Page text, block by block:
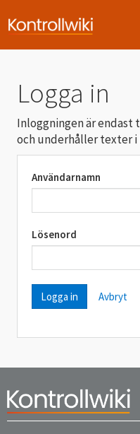
Logga in
Inloggningen är endast
och underhåller texter
Användarnamn
Lösenord
Avbryt